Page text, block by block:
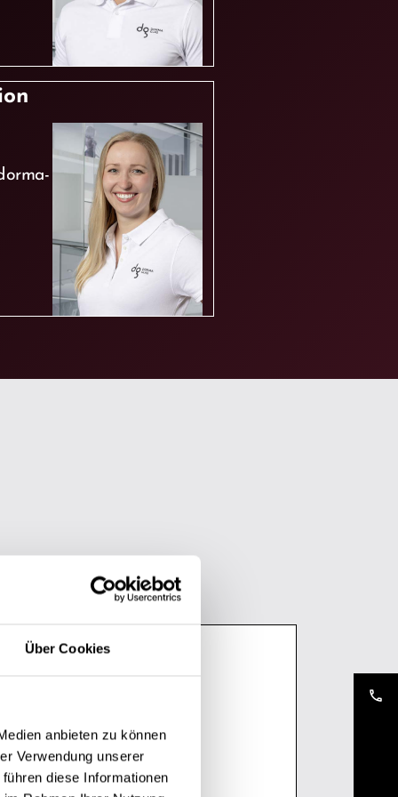
Über Cookies
anbieten zu können
Verwendung unserer
diese Informationen
phone